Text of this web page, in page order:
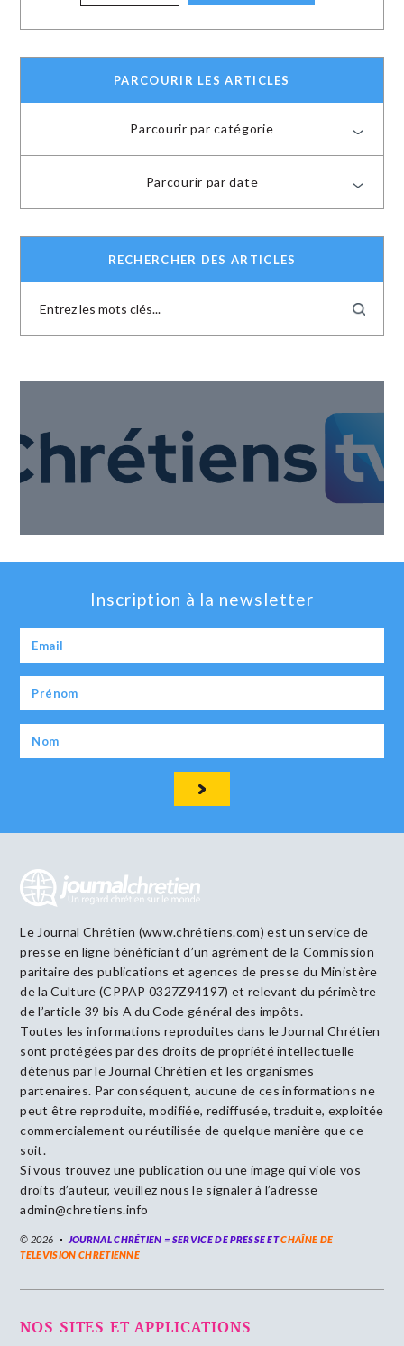
PARCOURIR LES ARTICLES
Parcourir par catégorie
Parcourir par date
RECHERCHER DES ARTICLES
Inscription à la newsletter
Le Journal Chrétien (www.chrétiens.com) est un service de
presse en ligne bénéficiant d’un agrément de la Commission
paritaire des publications et agences de presse du Ministère
de la Culture (CPPAP 0327Z94197) et relevant du périmètre
de l’article 39 bis A du Code général des impôts.
Toutes les informations reproduites dans le Journal Chrétien
sont protégées par des droits de propriété intellectuelle
détenus par le Journal Chrétien et les organismes
partenaires. Par conséquent, aucune de ces informations ne
peut être reproduite, modifiée, rediffusée, traduite, exploitée
commercialement ou réutilisée de quelque manière que ce
soit.
Si vous trouvez une publication ou une image qui viole vos
droits d’auteur, veuillez nous le signaler à l’adresse
admin@chretiens.info
© 2026 JOURNAL CHRÉTIEN = SERVICE DE PRESSE ETCHAÎNE DE
TELEVISION CHRETIENNE
NOS SITES ET APPLICATIONS